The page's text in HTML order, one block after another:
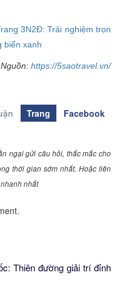
3N2Đ: Trải nghiệm trọn
biển xanh
Nguồn: https://5saotravel.vn/
Trang Facebook
ngại gửi câu hỏi, thắc mắc cho
thời gian sớm nhất. Hoặc liên
nhất
Thiên đường giải trí đỉnh